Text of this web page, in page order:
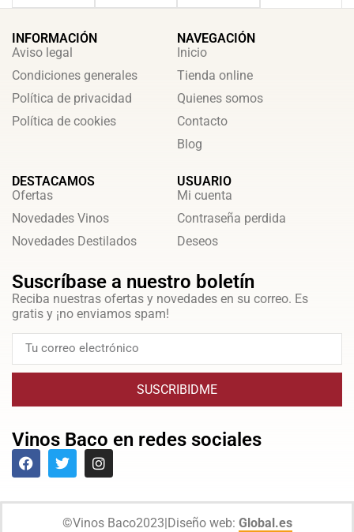
INFORMACIÓN
Aviso legal
Condiciones generales
Política de privacidad
Política de cookies
NAVEGACIÓN
Inicio
Tienda online
Quienes somos
Contacto
Blog
DESTACAMOS
Ofertas
Novedades Vinos
Novedades Destilados
USUARIO
Mi cuenta
Contraseña perdida
Deseos
Suscríbase a nuestro boletín
Reciba nuestras ofertas y novedades en su correo. Es
gratis y ¡no enviamos spam!
SUSCRIBIDME
Vinos Baco en redes sociales
©Vinos Baco2023|Diseño web: Global.es